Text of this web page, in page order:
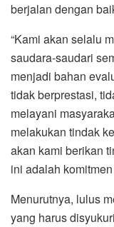
berjalan dengan
“Kami akan selalu
saudara-saudari
menjadi bahan
tidak berprestasi,
melayani
melakukan tindak
akan kami berikan
ini adalah
Menurutnya, lulus
yang harus